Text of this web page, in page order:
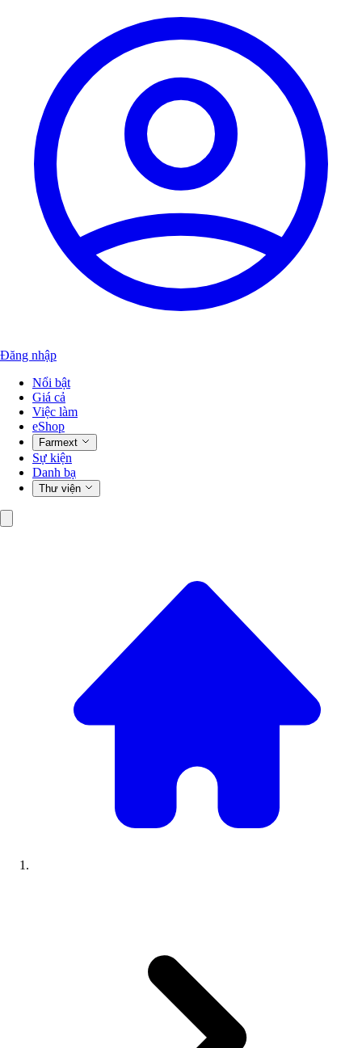
Đăng nhập
Nổi bật
Giá cả
Việc làm
eShop
Farmext
Sự kiện
Danh bạ
Thư viện